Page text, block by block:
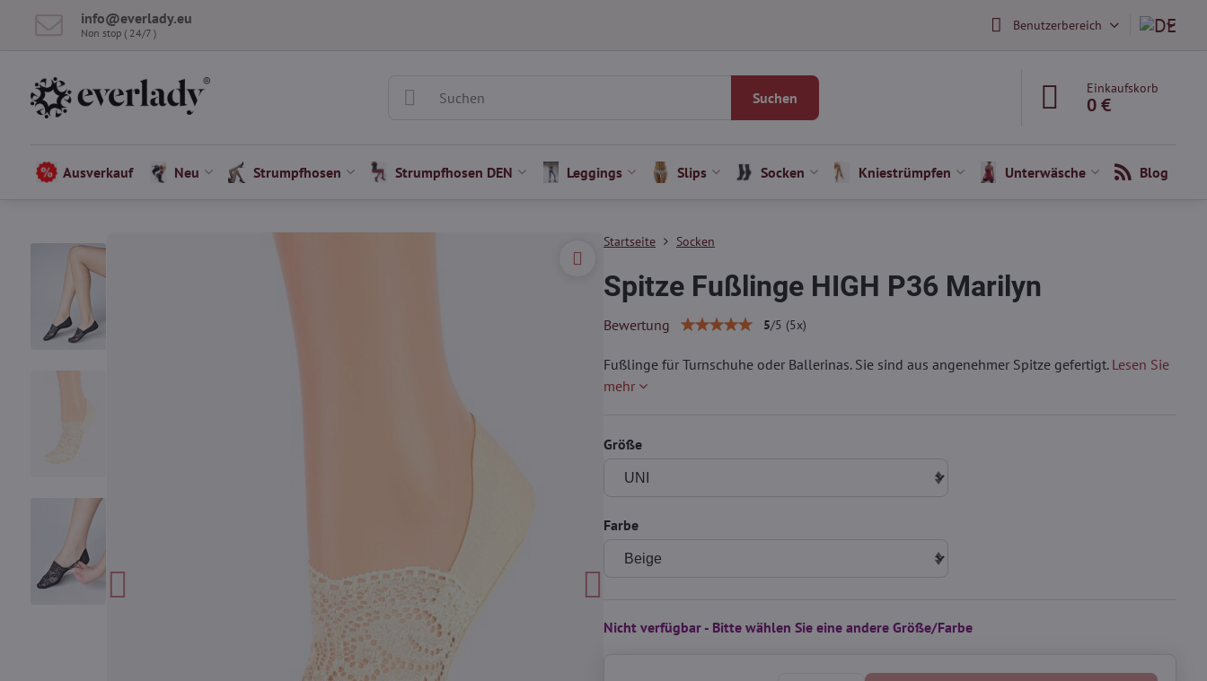
info​​@everlady​​.eu
Non stop ( 24/7 ) Benutzerbereich
Suchen
Einkaufskorb
0 €
Ausverkauf Neu Strumpfhosen Strumpfhosen DEN Leggings Slips Socken Kniestrümpfen Unterwäsche Blog
Startseite Socken
Spitze Fußlinge HIGH P36 Marilyn
Bewertung 5/5 (5x)
Fußlinge für Turnschuhe oder Ballerinas. Sie sind aus angenehmer Spitze gefertigt. Lesen Sie
mehr
Größe
Farbe
Nicht verfügbar - Bitte wählen Sie eine andere Größe/Farbe